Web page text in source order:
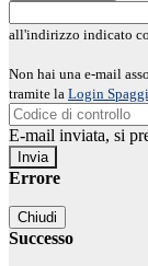
all'indirizzo indicato
Non hai una e-mail
tramite la Login
E-mail inviata, si
Errore
Chiudi
Successo